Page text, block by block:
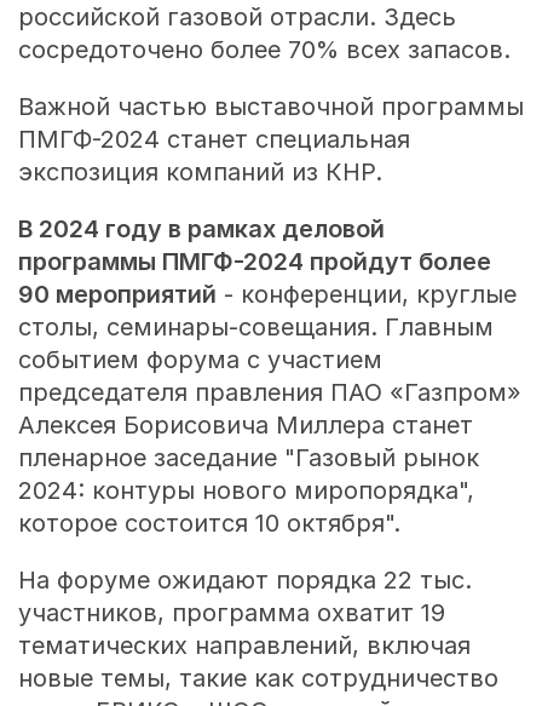
российской газовой отрасли. Здесь
сосредоточено более 70% всех запасов.
Важной частью выставочной программы
ПМГФ-2024 станет специальная
экспозиция компаний из КНР.
В 2024 году в рамках деловой
программы ПМГФ-2024 пройдут более
90 мероприятий - конференции, круглые
столы, семинары-совещания. Главным
событием форума с участием
председателя правления ПАО «Газпром»
Алексея Борисовича Миллера станет
пленарное заседание "Газовый рынок
2024: контуры нового миропорядка",
которое состоится 10 октября".
На форуме ожидают порядка 22 тыс.
участников, программа охватит 19
тематических направлений, включая
новые темы, такие как сотрудничество